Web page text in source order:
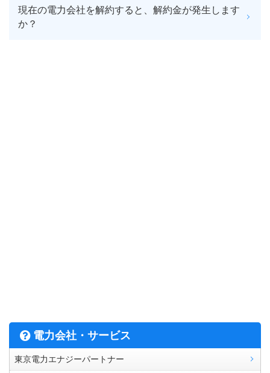
現在の電力会社を解約すると、解約金が発生します
か？
電力会社・サービス
東京電力エナジーパートナー